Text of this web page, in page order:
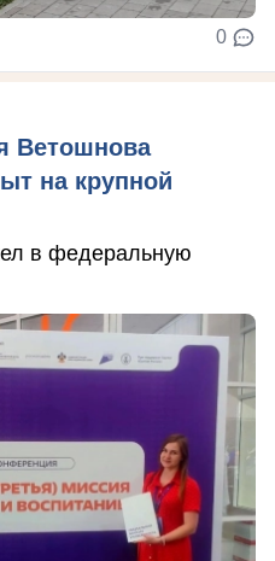
0
Ветошнова
на крупной
в федеральную